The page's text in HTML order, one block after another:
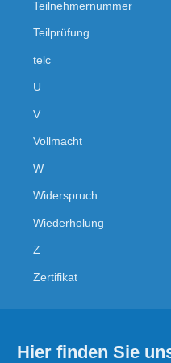
Teilnehmernummer
Teilprüfung
telc
U
V
Vollmacht
W
Widerspruch
Wiederholung
Z
Zertifikat
Hier finden Sie